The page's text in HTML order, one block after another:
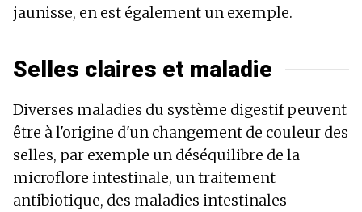
jaunisse, en est également un exemple.
Selles claires et maladie
Diverses maladies du système digestif peuvent
être à l'origine d'un changement de couleur des
selles, par exemple un déséquilibre de la
microflore intestinale, un traitement
antibiotique, des maladies intestinales